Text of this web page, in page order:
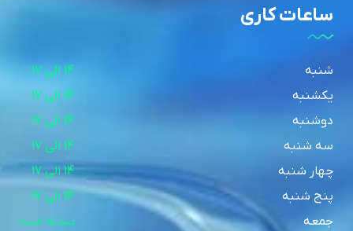
ساعات کاری
شنبه
یکشنبه
دوشنبه
سه شنبه
چهار شنبه
14 الی 17
پنج شنبه
14 الی 17
جمعه
بسته است